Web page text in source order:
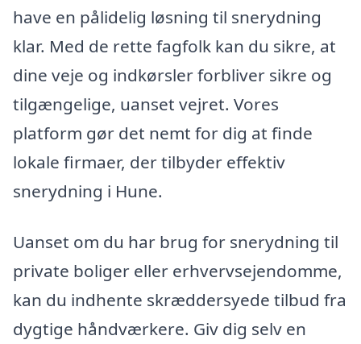
have en pålidelig løsning til snerydning
klar. Med de rette fagfolk kan du sikre, at
dine veje og indkørsler forbliver sikre og
tilgængelige, uanset vejret. Vores
platform gør det nemt for dig at finde
lokale firmaer, der tilbyder effektiv
snerydning i Hune.
Uanset om du har brug for snerydning til
private boliger eller erhvervsejendomme,
kan du indhente skræddersyede tilbud fra
dygtige håndværkere. Giv dig selv en